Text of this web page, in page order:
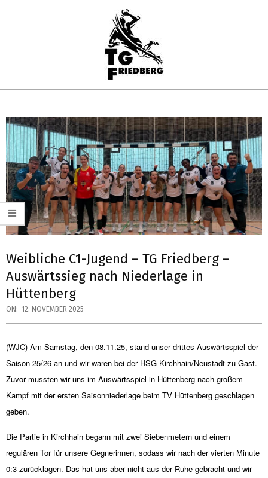
TG
FRIEDBERG
HANDBALL
Menu
Weibliche C1-Jugend – TG Friedberg –
Auswärtssieg nach Niederlage in
Hüttenberg
ON: 12. NOVEMBER 2025
(WJC) Am Samstag, den 08.11.25, stand unser drittes Auswärtsspiel der
Saison 25/26 an und wir waren bei der HSG Kirchhain/Neustadt zu Gast.
Zuvor mussten wir uns im Auswärtsspiel in Hüttenberg nach großem
Kampf mit der ersten Saisonniederlage beim TV Hüttenberg geschlagen
geben.
Die Partie in Kirchhain begann mit zwei Siebenmetern und einem
regulären Tor für unsere Gegnerinnen, sodass wir nach der vierten Minute
0:3 zurücklagen. Das hat uns aber nicht aus der Ruhe gebracht und wir